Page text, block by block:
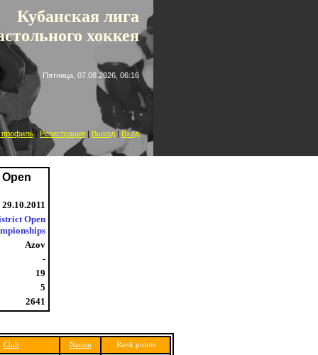
лига
хоккея
Пятница, 07.08.2026, 06:16
| Регистрация | Выход | Вход
29.10.2011
Open
Azov
-
19
5
2641
Club Nation
Rank points